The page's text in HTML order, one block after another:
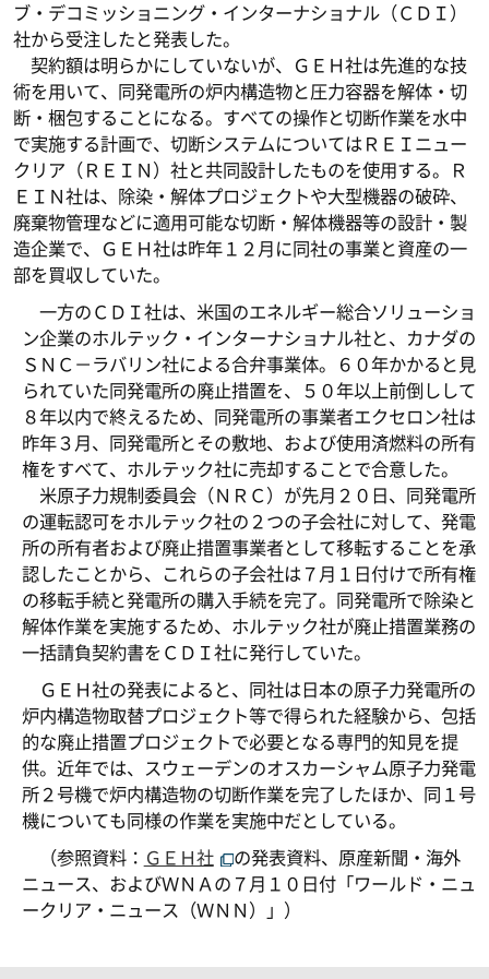
ブ・デコミッショニング・インターナショナル（ＣＤＩ）
社から受注したと発表した。
契約額は明らかにしていないが、ＧＥＨ社は先進的な技
術を用いて、同発電所の炉内構造物と圧力容器を解体・切
断・梱包することになる。すべての操作と切断作業を水中
で実施する計画で、切断システムについてはＲＥＩニュー
クリア（ＲＥＩＮ）社と共同設計したものを使用する。Ｒ
ＥＩＮ社は、除染・解体プロジェクトや大型機器の破砕、
廃棄物管理などに適用可能な切断・解体機器等の設計・製
造企業で、ＧＥＨ社は昨年１２月に同社の事業と資産の一
部を買収していた。
一方のＣＤＩ社は、米国のエネルギー総合ソリューショ
ン企業のホルテック・インターナショナル社と、カナダの
ＳＮＣ－ラバリン社による合弁事業体。６０年かかると見
られていた同発電所の廃止措置を、５０年以上前倒しして
８年以内で終えるため、同発電所の事業者エクセロン社は
昨年３月、同発電所とその敷地、および使用済燃料の所有
権をすべて、ホルテック社に売却することで合意した。
米原子力規制委員会（ＮＲＣ）が先月２０日、同発電所
の運転認可をホルテック社の２つの子会社に対して、発電
所の所有者および廃止措置事業者として移転することを承
認したことから、これらの子会社は７月１日付けで所有権
の移転手続と発電所の購入手続を完了。同発電所で除染と
解体作業を実施するため、ホルテック社が廃止措置業務の
一括請負契約書をＣＤＩ社に発行していた。
ＧＥＨ社の発表によると、同社は日本の原子力発電所の
炉内構造物取替プロジェクト等で得られた経験から、包括
的な廃止措置プロジェクトで必要となる専門的知見を提
供。近年では、スウェーデンのオスカーシャム原子力発電
所２号機で炉内構造物の切断作業を完了したほか、同１号
機についても同様の作業を実施中だとしている。
（参照資料： ＧＥＨ社
の発表資料、原産新聞・海外
ニュース、およびＷＮＡの７月１０日付「ワールド・ニュ
ークリア・ニュース（ＷＮＮ）」）